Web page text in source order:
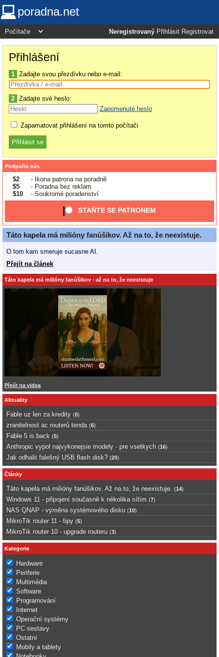
poradna.net
Neregistrovaný Přihlásit Registrovat
Přihlášení
1 Zadajte svou přezdívku nebo e-mail:
2 Zadajte své heslo:
Zapomenuté heslo
Zapamatovat přihlášení na tomto počítači
Podpořte nás
$2
- Ikona patrona na poradně
$5
- Poradna bez reklam
$10
- Soukromé poradenství
STAŇTE SE PATRONEM
Táto kapela má milióny fanúšikov. Až na to, že neexistuje.
O tom kam smeruje sucasne AI.
Přejít na článek
Táto kapela má milióny fanúšikov - až na to, že neexistuje
Přejít na videa
Aktuality
Fable uz len za kredity (0)
zranitelnost ac routerů tenda (6)
Fable 5 is back (5)
Anthropic vypol najvykonejsie modely - pre vsetkych (16)
Jak odhalit falešný USB flash disk? (20)
Články
Táto kapela má milióny fanúšikov. Až na to, že neexistuje. (14)
Windows 11 - připojení současně k několika sítím (7)
NAS QNAP - výměna systémového disku (10)
MikroTik router 11 - tipy (5)
MikroTik router 10 - upgrade routeru (3)
Kategorie
Hardware
Periferie
Multimédia
Software
Programování
Internet
Operační systémy
PC sestavy
Ostatní
Mobily a tablety